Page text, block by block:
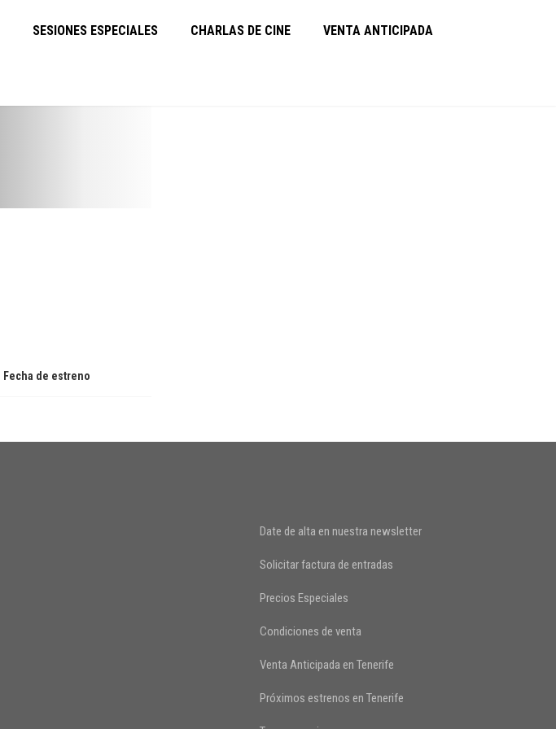
SESIONES ESPECIALES CHARLAS DE CINE VENTA ANTICIPADA
Fecha de estreno
Date de alta en nuestra newsletter
Solicitar factura de entradas
Precios Especiales
Condiciones de venta
Venta Anticipada en Tenerife
Próximos estrenos en Tenerife